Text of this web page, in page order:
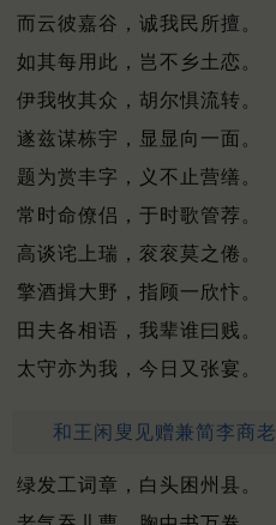
而云彼嘉谷，诚我民所擅。
如其每用此，岂不乡土恋。
伊我牧其众，胡尔惧流转。
遂兹谋栋宇，显显向一面。
题为赏丰字，义不止营缮。
常时命僚侣，于时歌管荐。
高谈诧上瑞，衮衮莫之倦。
擎酒揖大野，指顾一欣忭。
田夫各相语，我辈谁曰贱。
太守亦为我，今日又张宴。
和王闲叟见赠兼简李商老
绿发工词章，白头困州县。